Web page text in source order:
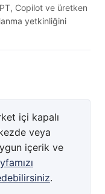
Copilot ve üretken
yetkinliğini
içi kapalı
veya
içerik ve
.